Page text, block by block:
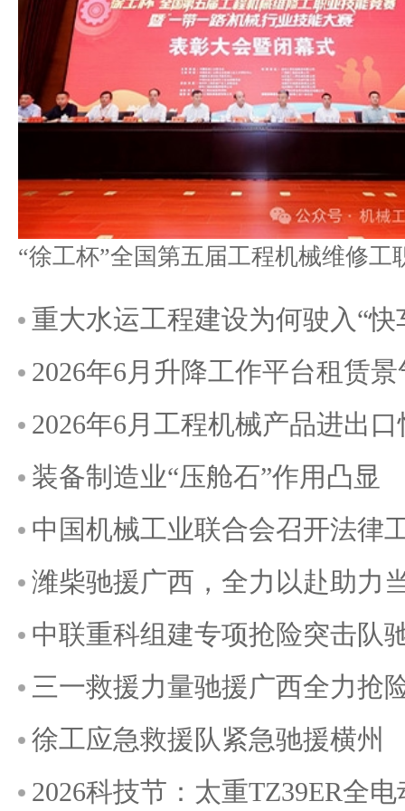
重大水运工程建设为何驶入“快
2026年6月升降工作平台租赁
2026年6月工程机械产品进出
装备制造业“压舱石”作用凸显
中国机械工业联合会召开法律
潍柴驰援广西，全力以赴助力
中联重科组建专项抢险突击队
三一救援力量驰援广西全力抢
徐工应急救援队紧急驰援横州
2026科技节：太重TZ39ER全